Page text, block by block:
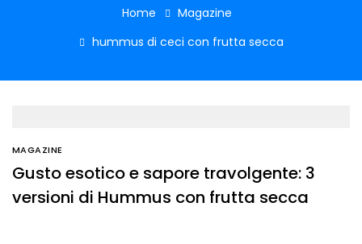
Home
Magazine
hummus di ceci con frutta secca
MAGAZINE
Gusto esotico e sapore travolgente: 3
versioni di Hummus con frutta secca